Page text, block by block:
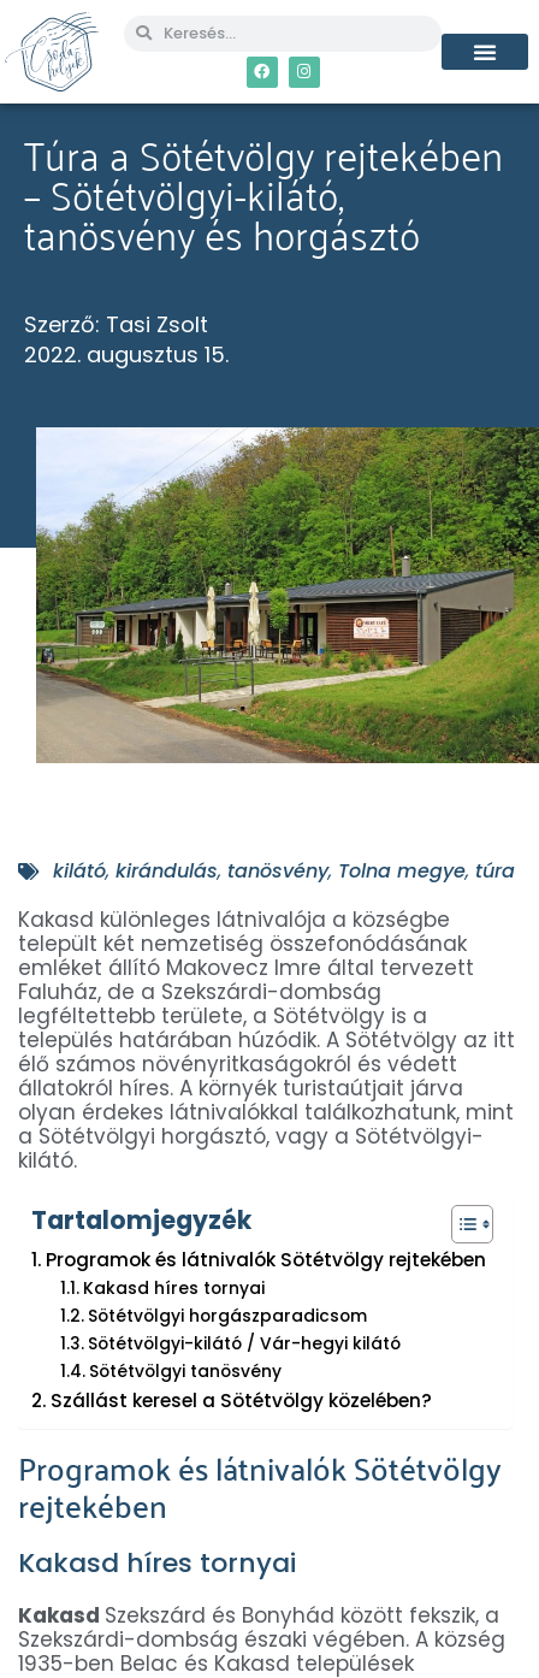
Túra a Sötétvölgy rejtekében
– Sötétvölgyi-kilátó,
tanösvény és horgásztó
Szerző: Tasi Zsolt
2022. augusztus 15.
kilátó, kirándulás, tanösvény, Tolna megye, túra
Kakasd különleges látnivalója a községbe
települt két nemzetiség összefonódásának
emléket állító Makovecz Imre által tervezett
Faluház, de a Szekszárdi-dombság
legféltettebb területe, a Sötétvölgy is a
település határában húzódik. A Sötétvölgy az itt
élő számos növényritkaságokról és védett
állatokról híres. A környék turistaútjait járva
olyan érdekes látnivalókkal találkozhatunk, mint
a Sötétvölgyi horgásztó, vagy a Sötétvölgyi-
kilátó.
Tartalomjegyzék
Programok és látnivalók Sötétvölgy rejtekében
Kakasd híres tornyai
Sötétvölgyi horgászparadicsom
Sötétvölgyi-kilátó / Vár-hegyi kilátó
Sötétvölgyi tanösvény
Szállást keresel a Sötétvölgy közelében?
Programok és látnivalók Sötétvölgy
rejtekében
Kakasd híres tornyai
Kakasd Szekszárd és Bonyhád között fekszik, a
Szekszárdi-dombság északi végében. A község
1935-ben Belac és Kakasd települések